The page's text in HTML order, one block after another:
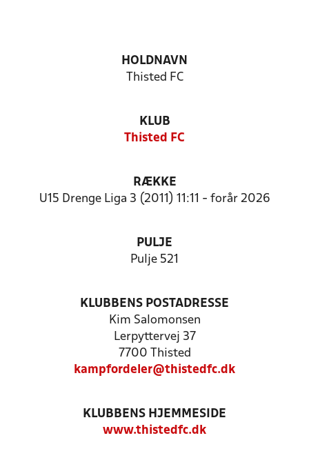
HOLDNAVN
Thisted FC
KLUB
Thisted FC
RÆKKE
U15 Drenge Liga 3 (2011) 11:11 - forår 2026
PULJE
Pulje 521
KLUBBENS POSTADRESSE
Kim Salomonsen
Lerpyttervej 37
7700 Thisted
kampfordeler@thistedfc.dk
KLUBBENS HJEMMESIDE
www.thistedfc.dk